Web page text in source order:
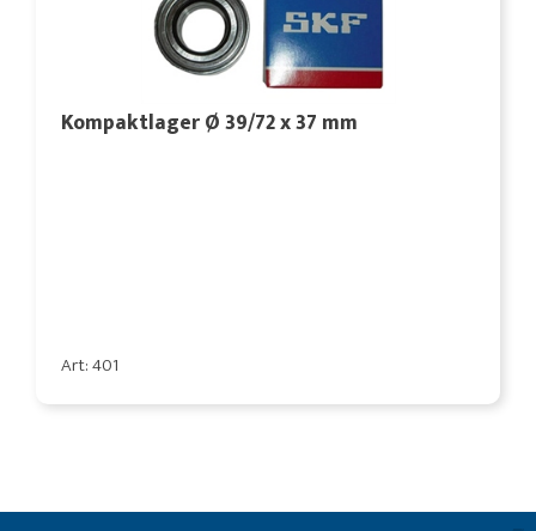
Kompaktlager Ø 39/72 x 37 mm
Art: 401